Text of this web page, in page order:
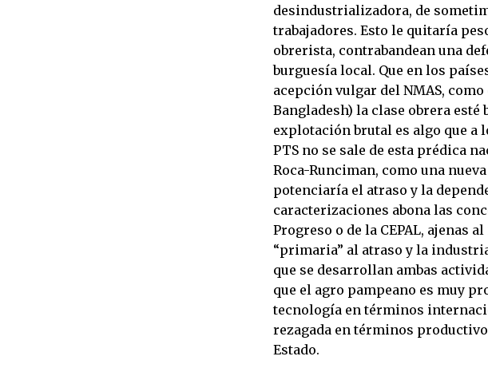
desindustrializadora, de
trabajadores. Esto le quitaría
obrerista, contrabandean una
burguesía local. Que en los
acepción vulgar del NMAS,
Bangladesh) la clase obrera
explotación brutal es algo que a
PTS no se sale de esta prédica
Roca-Runciman, como una
potenciaría el atraso y la
caracterizaciones abona las
Progreso o de la CEPAL, ajenas
“primaria” al atraso y la
que se desarrollan ambas
que el agro pampeano es muy
tecnología en términos
rezagada en términos
Estado.